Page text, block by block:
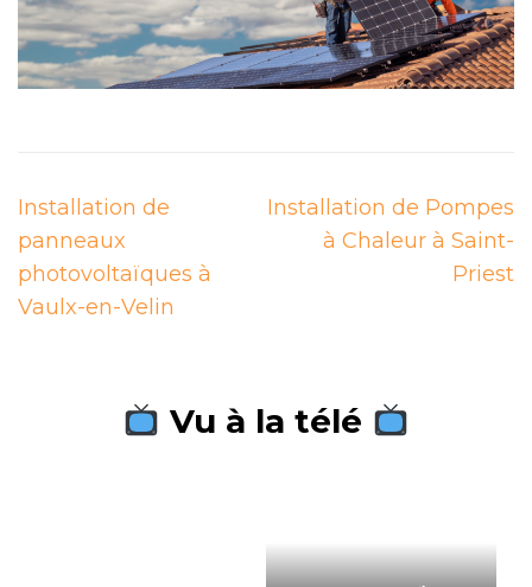
Navigation
de
l’article
Installation de
panneaux
photovoltaïques à
Vaulx-en-Velin
Installation de Pompes
à Chaleur à Saint-
Priest
Vu à la télé